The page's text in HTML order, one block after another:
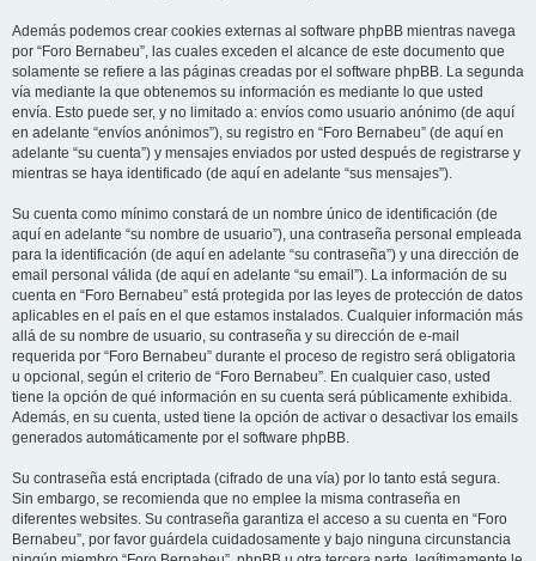
Además podemos crear cookies externas al software phpBB mientras navega
por “Foro Bernabeu”, las cuales exceden el alcance de este documento que
solamente se refiere a las páginas creadas por el software phpBB. La segunda
vía mediante la que obtenemos su información es mediante lo que usted
envía. Esto puede ser, y no limitado a: envíos como usuario anónimo (de aquí
en adelante “envíos anónimos”), su registro en “Foro Bernabeu” (de aquí en
adelante “su cuenta”) y mensajes enviados por usted después de registrarse y
mientras se haya identificado (de aquí en adelante “sus mensajes”).
Su cuenta como mínimo constará de un nombre único de identificación (de
aquí en adelante “su nombre de usuario”), una contraseña personal empleada
para la identificación (de aquí en adelante “su contraseña”) y una dirección de
email personal válida (de aquí en adelante “su email”). La información de su
cuenta en “Foro Bernabeu” está protegida por las leyes de protección de datos
aplicables en el país en el que estamos instalados. Cualquier información más
allá de su nombre de usuario, su contraseña y su dirección de e-mail
requerida por “Foro Bernabeu” durante el proceso de registro será obligatoria
u opcional, según el criterio de “Foro Bernabeu”. En cualquier caso, usted
tiene la opción de qué información en su cuenta será públicamente exhibida.
Además, en su cuenta, usted tiene la opción de activar o desactivar los emails
generados automáticamente por el software phpBB.
Su contraseña está encriptada (cifrado de una vía) por lo tanto está segura.
Sin embargo, se recomienda que no emplee la misma contraseña en
diferentes websites. Su contraseña garantiza el acceso a su cuenta en “Foro
Bernabeu”, por favor guárdela cuidadosamente y bajo ninguna circunstancia